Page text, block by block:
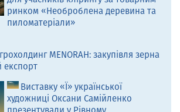
ринком «Необроблена деревина та
пиломатеріали»
MENORAH: закупівля зерна
експорт
Виставку «Ї» української
художниці Оксани Самійленко